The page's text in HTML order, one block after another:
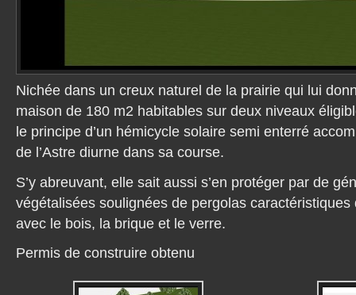
Nichée dans un creux naturel de la prairie qui lui
maison de 180 m2 habitables sur deux niveaux
le principe d’un hémicycle solaire semi enterré
de l’Astre diurne dans sa course.
S’y abreuvant, elle sait aussi s’en protéger par de
végétalisées soulignées de pergolas
avec le bois, la brique et le verre.
Permis de construire obtenu